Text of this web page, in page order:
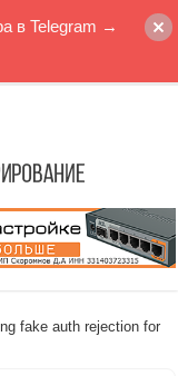
fake auth rejection for
в Telegram →